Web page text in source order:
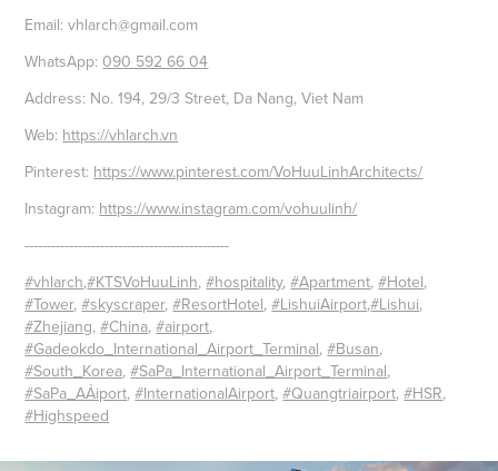
Email: vhlarch@gmail.com
WhatsApp:090 592 66 04
Address: No. 194, 29/3 Street, Da Nang, Viet Nam
Web: https://vhlarch.vn
Pinterest: https://www.pinterest.com/VoHuuLinhArchitects/
Instagram: https://www.instagram.com/vohuulinh/
----------------------------------------------
#vhlarch,#KTSVoHuuLinh,#hospitality,#Apartment,#Hotel,
#Tower,#skyscraper,#ResortHotel,#LishuiAirport,#Lishui,
#Zhejiang,#China,#airport,
#Gadeokdo_International_Airport_Terminal,#Busan,
#South_Korea,#SaPa_International_Airport_Terminal,
#SaPa_AẢiport,#InternationalAirport,#Quangtriairport,#HSR,
#Highspeed